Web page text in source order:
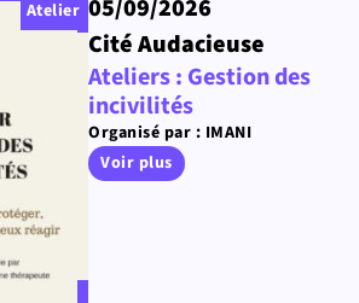
Atelier 05/09/2026
Cité Audacieuse
Ateliers : Gestion des
incivilités
Organisé par : IMANI
Voir plus